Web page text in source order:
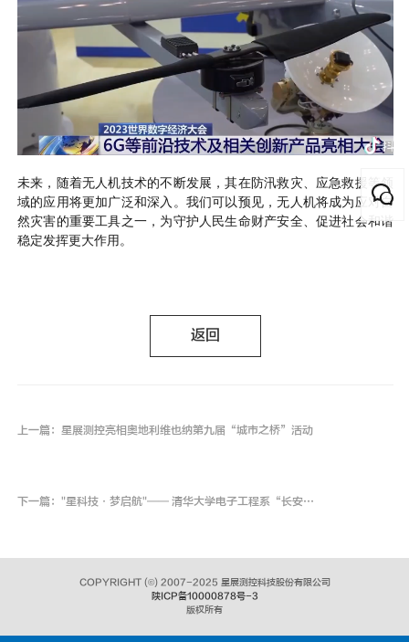
未来，随着无人机技术的不断发展，其在防汛救灾、应急救援等领
域的应用将更加广泛和深入。我们可以预见，无人机将成为应对自
然灾害的重要工具之一，为守护人民生命财产安全、促进社会和谐
稳定发挥更大作用。
返回
上一篇：星展测控亮相奥地利维也纳第九届“城市之桥”活动
下一篇："星科技·梦启航"—— 清华大学电子工程系“长安E梦”实践队走进星展测控
COPYRIGHT (©)2007-2025 星展测控科技股份有限公司
陕ICP备10000878号-3
版权所有